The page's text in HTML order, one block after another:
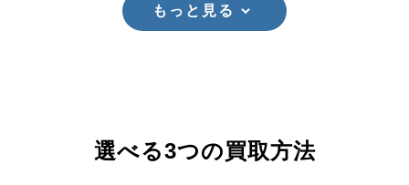
もっと見る
選べる3つの買取方法